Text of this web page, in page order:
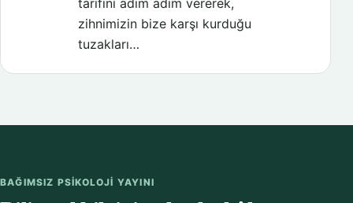
tarifini adım adım vererek,
zihnimizin bize karşı kurduğu
tuzakları…
BAĞIMSIZ PSIKOLOJI YAYINI